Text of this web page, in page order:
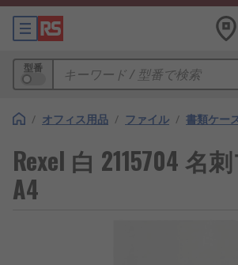
型番
/ オフィス用品 / ファイル / 書類ケー
Rexel 白 2115704 名
A4